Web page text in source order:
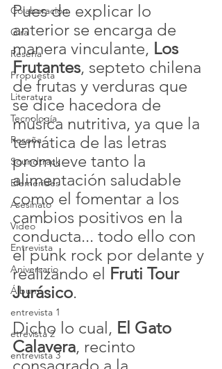
Colaboración
Gira
Reseña
Propuesta
Literatura
Tecnología
Reseña
Soundtrack
Efemérides
Asesinato
Video
Entrevista
Aniversario
Álbum
entrevista 1
etrevista 2
entrevista 3
Pues de explicar lo
anterior se encarga de
manera vinculante, Los
Frutantes, septeto chilena
de frutas y verduras que
se dice hacedora de
música nutritiva, ya que la
temática de las letras
promueve tanto la
alimentación saludable
como el fomentar a los
cambios positivos en la
conducta... todo ello con
el punk rock por delante y
realizando el Fruti Tour
Jurásico.
Dicho lo cual, El Gato
Calavera, recinto